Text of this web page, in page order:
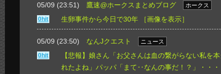
05/09 (23:51) 鷹速@ホークスまとめブログ
ホークス
0hit
生卵事件から今日で30年 ［画像を表示］
05/09 (23:50) なんJクエスト
ニュース
0hit
【悲報】娘さん「お父さんは血の繋がらない私を
れたよね」パッパ「まて‥なんの事だ！？」・・